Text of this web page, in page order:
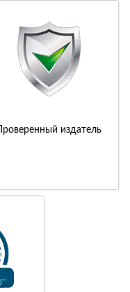
Проверенный издатель